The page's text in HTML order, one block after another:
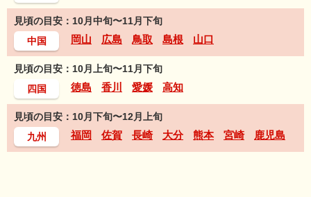
見頃の目安：10月中旬〜11月下旬
中国
岡山 広島 鳥取 島根 山口
見頃の目安：10月上旬〜11月下旬
四国
徳島 香川 愛媛 高知
見頃の目安：10月下旬〜12月上旬
九州
福岡 佐賀 長崎 大分 熊本 宮崎 鹿児島